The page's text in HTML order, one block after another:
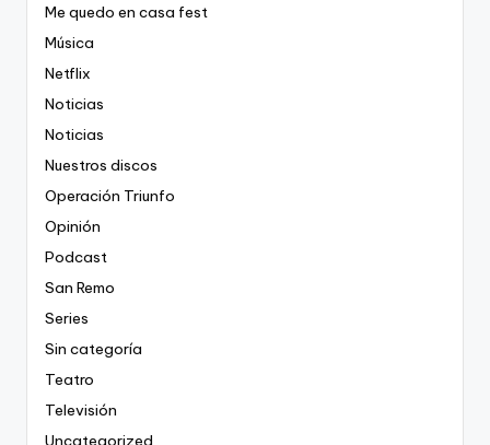
Me quedo en casa fest
Música
Netflix
Noticias
Noticias
Nuestros discos
Operación Triunfo
Opinión
Podcast
San Remo
Series
Sin categoría
Teatro
Televisión
Uncategorized